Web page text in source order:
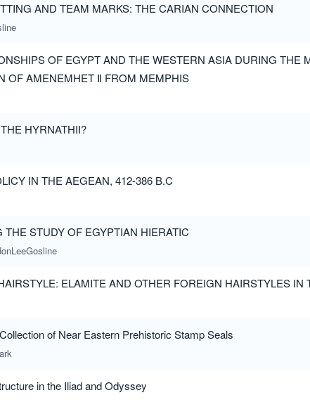
AND TEAM MARKS: THE CARIAN CONNECTION
OF EGYPT AND THE WESTERN ASIA DURING THE
OF AMENEMHET Ⅱ FROM MEMPHIS
HYRNATHII?
IN THE AEGEAN, 412-386 B.C
THE STUDY OF EGYPTIAN HIERATIC
ELAMITE AND OTHER FOREIGN HAIRSTYLES
of Near Eastern Prehistoric Stamp Seals
in the Iliad and Odyssey